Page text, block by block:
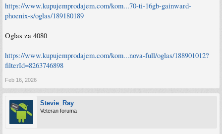
https://www.kupujemprodajem.com/kom...70-ti-16gb-gainward-
phoenix-s/oglas/189180189
Oglas za 4080
https://www.kupujemprodajem.com/kom...nova-full/oglas/188901012?
filterId=8263746898
Feb 16, 2026
Stevie_Ray
Veteran foruma